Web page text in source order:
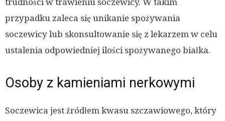
trudności w trawieniu soczewicy. W takim
przypadku zaleca się unikanie spożywania
soczewicy lub skonsultowanie się z lekarzem w celu
ustalenia odpowiedniej ilości spożywanego białka.
Osoby z kamieniami nerkowymi
Soczewica jest źródłem kwasu szczawiowego, który